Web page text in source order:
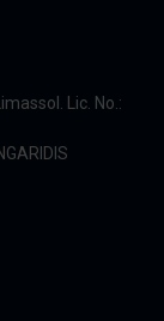
Lic. No.: